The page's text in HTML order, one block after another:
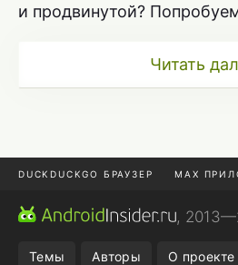
и продвинутой?
Читать
DUCKDUCKGO БРАУЗЕР MAX
ПРИЛОЖЕНИЯ ANDROID
,
Темы Авторы О проекте